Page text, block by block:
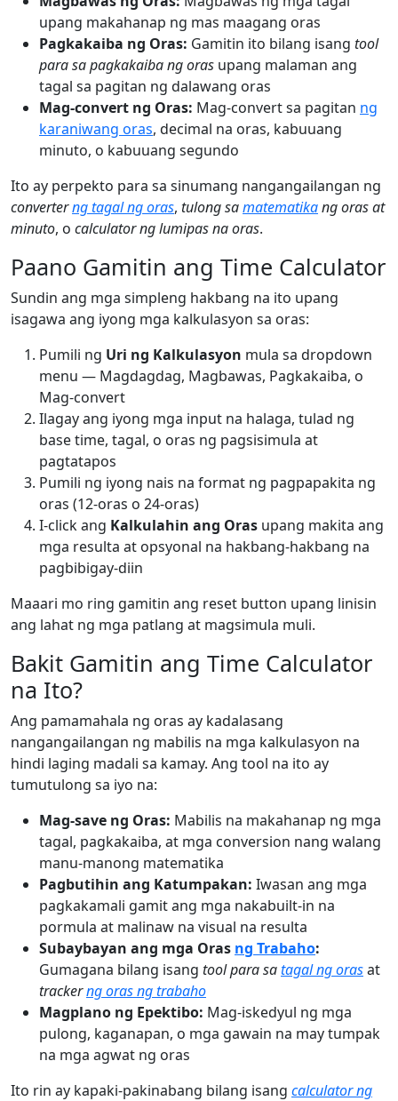
upang makahanap ng mas maagang oras
Pagkakaiba ng Oras: Gamitin ito bilang isang tool
para sa pagkakaiba ng oras upang malaman ang
tagal sa pagitan ng dalawang oras
Mag-convert ng Oras: Mag-convert sa pagitan ng
karaniwang oras, decimal na oras, kabuuang
minuto, o kabuuang segundo
Ito ay perpekto para sa sinumang nangangailangan ng
converterng tagal ng oras, tulong samatematikang oras at
minuto, o calculator ng lumipas na oras.
Paano Gamitin ang Time Calculator
Sundin ang mga simpleng hakbang na ito upang
isagawa ang iyong mga kalkulasyon sa oras:
Pumili ng Uri ng Kalkulasyon mula sa dropdown
menu — Magdagdag, Magbawas, Pagkakaiba, o
Mag-convert
Ilagay ang iyong mga input na halaga, tulad ng
base time, tagal, o oras ng pagsisimula at
pagtatapos
Pumili ng iyong nais na format ng pagpapakita ng
oras (12-oras o 24-oras)
I-click ang Kalkulahin ang Oras upang makita ang
mga resulta at opsyonal na hakbang-hakbang na
pagbibigay-diin
Maaari mo ring gamitin ang reset button upang linisin
ang lahat ng mga patlang at magsimula muli.
Bakit Gamitin ang Time Calculator
na Ito?
Ang pamamahala ng oras ay kadalasang
nangangailangan ng mabilis na mga kalkulasyon na
hindi laging madali sa kamay. Ang tool na ito ay
tumutulong sa iyo na:
Mag-save ng Oras: Mabilis na makahanap ng mga
tagal, pagkakaiba, at mga conversion nang walang
manu-manong matematika
Pagbutihin ang Katumpakan: Iwasan ang mga
pagkakamali gamit ang mga nakabuilt-in na
pormula at malinaw na visual na resulta
Subaybayan ang mga Oras ng Trabaho:
Gumagana bilang isang tool para satagal ng orasat
trackerng oras ng trabaho
Magplano ng Epektibo: Mag-iskedyul ng mga
pulong, kaganapan, o mga gawain na may tumpak
na mga agwat ng oras
Ito rin ay kapaki-pakinabang bilang isang calculator ng